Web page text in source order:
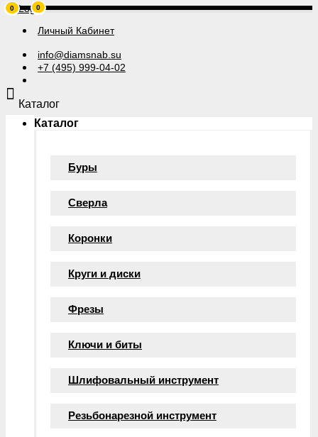
Личный Кабинет
info@diamsnab.su
+7 (495) 999-04-02
0
Каталог
Каталог
Буры
Сверла
Коронки
Круги и диски
Фрезы
Ключи и биты
Шлифовальный инструмент
Резьбонарезной инструмент
0